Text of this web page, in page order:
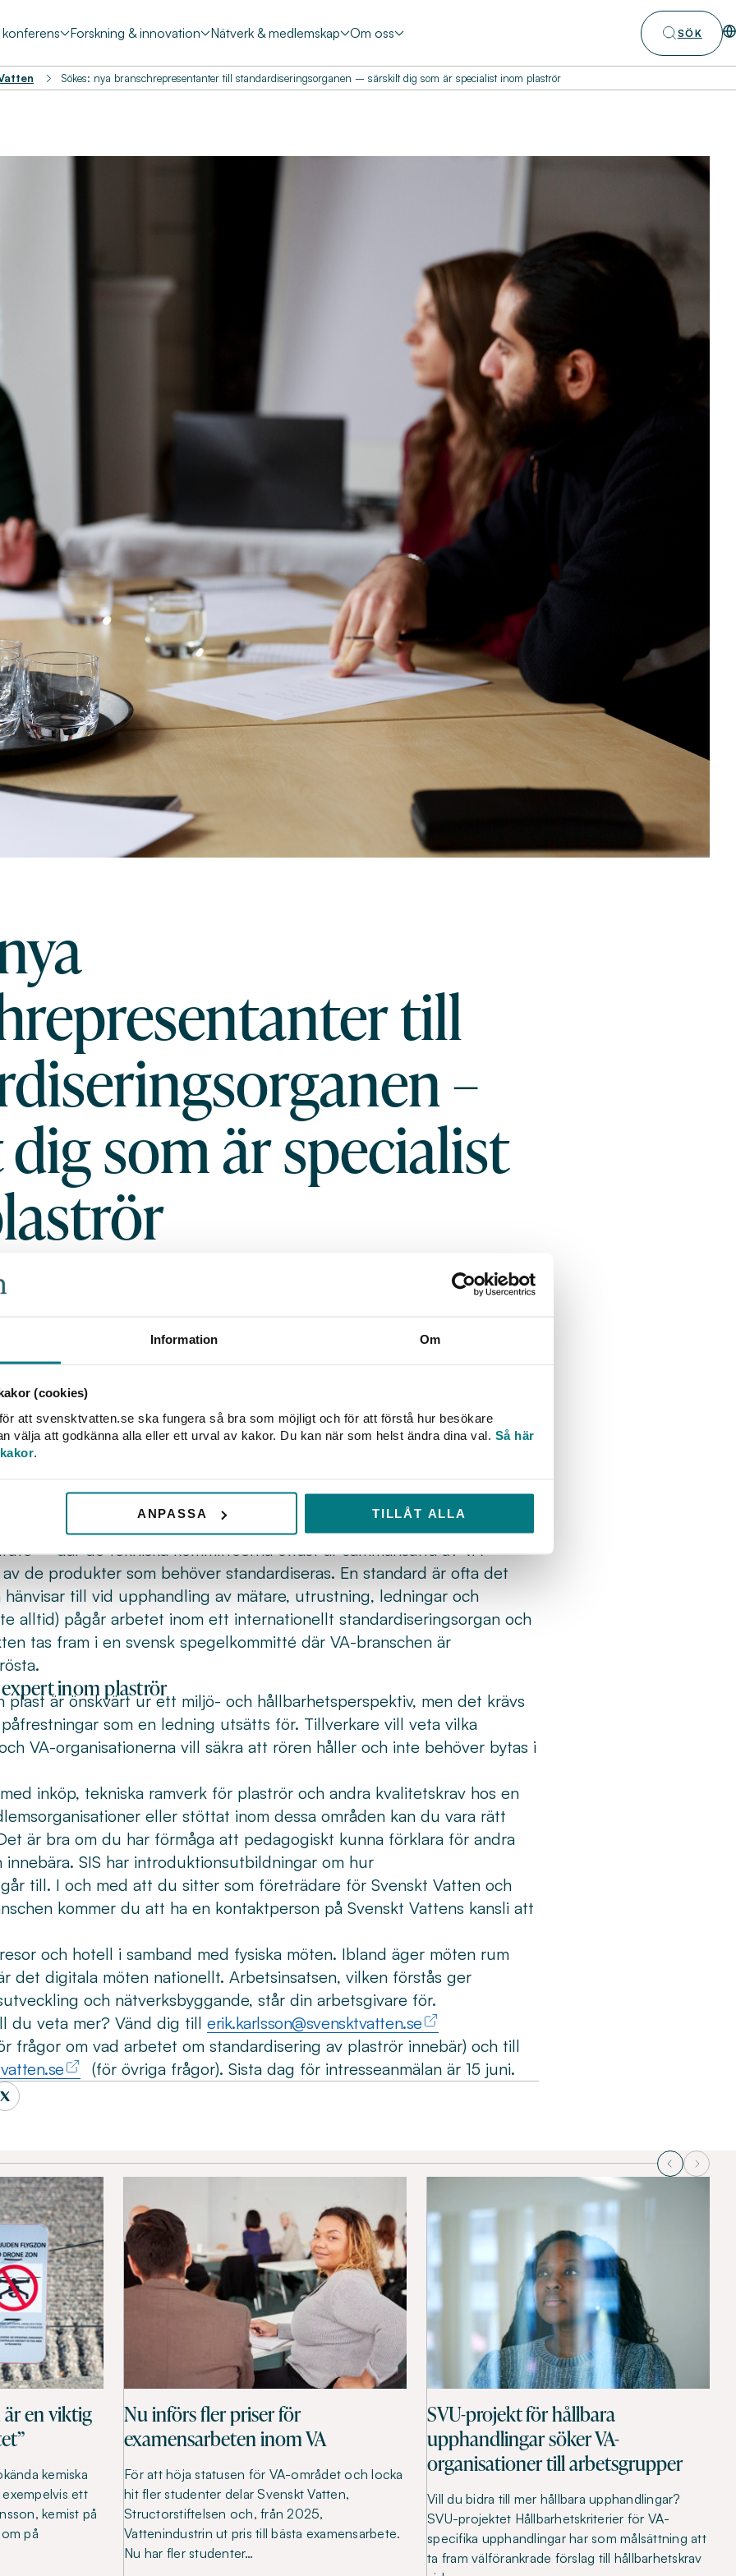
Information Om
(cookies)
att svensktvatten.se ska fungera så bra som möjligt och för att förstå hur besökare
välja att godkänna alla eller ett urval av kakor. Du kan när som helst ändra dina val. Så här
.
ANPASSA TILLÅT ALLA
konferens Forskning & innovation Nätverk & medlemskap Om oss SÖK
Sökes: nya branschrepresentanter till standardiseringsorganen – särskilt dig som är specialist inom plaströr
till
–
som är specialist
världens öden styrs av män som bär en Rolex? Inte då!
och kvinnor som engagerar sig i standardiseringsarbetet,
till standardiseringsgrupper som berör VA.
vi använder i vardagen eller på jobbet som inte har utformats av
nationella eller internationella standarder. Standarder finns inom i alla
undantag. Det kommer också standarder på mer oväntade och nya
sedan publicerades en standard för läcksökning med hund.
områden som rör dricksvatten, rörnät och avlopp är takten intensiv
medlemmar deltar i ett flertal standardiseringsgrupper inom SIS –
– där de tekniska kommittéerna oftast är sammansatta av VA-
de produkter som behöver standardiseras. En standard är ofta det
hänvisar till vid upphandling av mätare, utrustning, ledningar och
alltid) pågår arbetet inom ett internationellt standardiseringsorgan och
tas fram i en svensk spegelkommitté där VA-branschen är
inom plaströr
plast är önskvärt ur ett miljö- och hållbarhetsperspektiv, men det krävs
som en ledning utsätts för. Tillverkare vill veta vilka
VA-organisationerna vill säkra att rören håller och inte behöver bytas i
inköp, tekniska ramverk för plaströr och andra kvalitetskrav hos en
eller stöttat inom dessa områden kan du vara rätt
är bra om du har förmåga att pedagogiskt kunna förklara för andra
innebära. SIS har introduktionsutbildningar om hur
till. I och med att du sitter som företrädare för Svenskt Vatten och
kommer du att ha en kontaktperson på Svenskt Vattens kansli att
och hotell i samband med fysiska möten. Ibland äger möten rum
det digitala möten nationellt. Arbetsinsatsen, vilken förstås ger
och nätverksbyggande, står din arbetsgivare för.
du veta mer? Vänd dig till erik.karlsson@svensktvatten.se
frågor om vad arbetet om standardisering av plaströr innebär) och till
(för övriga frågor). Sista dag för intresseanmälan är 15 juni.
är en viktig
kemiska
ett
kemist på
på
Nu införs fler priser för
examensarbeten inom VA
För att höja statusen för VA-området och locka
hit fler studenter delar Svenskt Vatten,
Structorstiftelsen och, från 2025,
Vattenindustrin ut pris till bästa examensarbete.
Nu har fler studenter…
SVU-projekt för hållbara
upphandlingar söker VA-
organisationer till arbetsgrupper
Vill du bidra till mer hållbara upphandlingar?
SVU-projektet Hållbarhetskriterier för VA-
specifika upphandlingar har som målsättning att
ta fram välförankrade förslag till hållbarhetskrav